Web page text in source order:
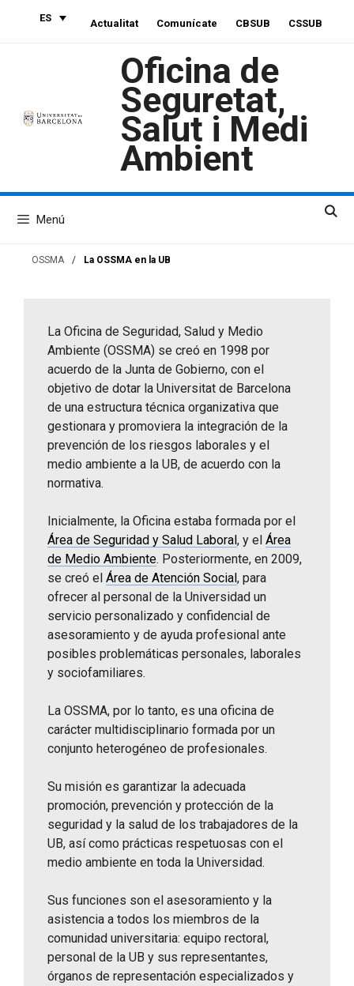
ES Actualitat Comunícate CBSUB CSSUB
Oficina de
Seguretat,
Salut i Medi
Ambient
Menú
OSSMA / La OSSMA en la UB
La Oficina de Seguridad, Salud y Medio
Ambiente (OSSMA) se creó en 1998 por
acuerdo de la Junta de Gobierno, con el
objetivo de dotar la Universitat de Barcelona
de una estructura técnica organizativa que
gestionara y promoviera la integración de la
prevención de los riesgos laborales y el
medio ambiente a la UB, de acuerdo con la
normativa.
Inicialmente, la Oficina estaba formada por el
Área de Seguridad y Salud Laboral, y el Área
de Medio Ambiente. Posteriormente, en 2009,
se creó el Área de Atención Social, para
ofrecer al personal de la Universidad un
servicio personalizado y confidencial de
asesoramiento y de ayuda profesional ante
posibles problemáticas personales, laborales
y sociofamiliares.
La OSSMA, por lo tanto, es una oficina de
carácter multidisciplinario formada por un
conjunto heterogéneo de profesionales.
Su misión es garantizar la adecuada
promoción, prevención y protección de la
seguridad y la salud de los trabajadores de la
UB, así como prácticas respetuosas con el
medio ambiente en toda la Universidad.
Sus funciones son el asesoramiento y la
asistencia a todos los miembros de la
comunidad universitaria: equipo rectoral,
personal de la UB y sus representantes,
órganos de representación especializados y